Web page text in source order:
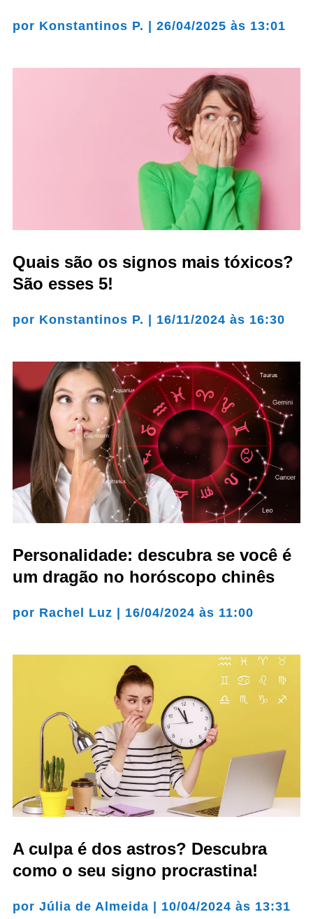
por Konstantinos P. | 26/04/2025 às 13:01
Quais são os signos mais tóxicos?
São esses 5!
por Konstantinos P. | 16/11/2024 às 16:30
Personalidade: descubra se você é
um dragão no horóscopo chinês
por Rachel Luz 16/04/2024 às 11:00
A culpa é dos astros? Descubra
como o seu signo procrastina!
por Júlia de Almeida 10/04/2024 às 13:31